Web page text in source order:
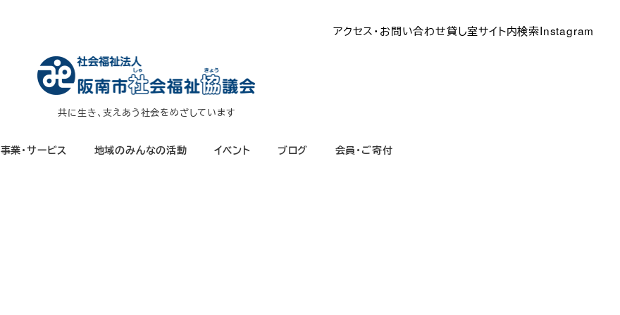
アクセス・お問い合わせ貸し室サイト内検索Instagram
共に生き、支えあう社会をめざしています
事業・サービス 地域のみんなの活動 イベント ブログ 会員・ご寄付